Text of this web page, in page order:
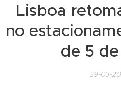
Lisboa
no
de 5
29-03-